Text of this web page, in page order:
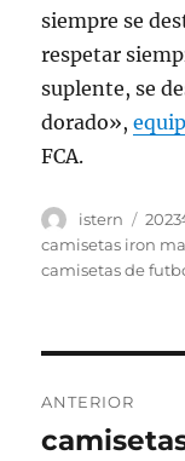
siempre se
respetar
suplente, se
dorado»,
FCA.
Autor
istern
el
2023
camisetas iron
camisetas de
de
ANTERIOR
Entrada